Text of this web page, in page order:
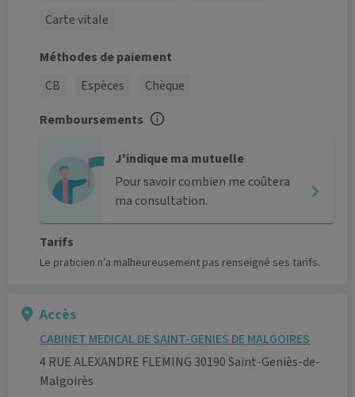
Carte vitale
Méthodes de paiement
CB
Espèces
Chèque
Remboursements
J'indique ma mutuelle
Pour savoir combien me coûtera
ma consultation.
Tarifs
Le praticien n’a malheureusement pas renseigné ses tarifs.
Accès
CABINET MEDICAL DE SAINT-GENIES DE MALGOIRES
4 RUE ALEXANDRE FLEMING 30190 Saint-Geniès-de-
Malgoirès